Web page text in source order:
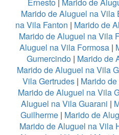
Marido de Aluguel na Vila
na Vila Fanton | Marido de
Marido de Aluguel na Vila
Aluguel na Vila Formosa |
Gumercindo | Marido de
Marido de Aluguel na Vila
Vila Gertrudes| Marido
Marido de Aluguel na Vila
Aluguel na Vila Guarani |
Guilherme| Marido de
Marido de Aluguel na Vila